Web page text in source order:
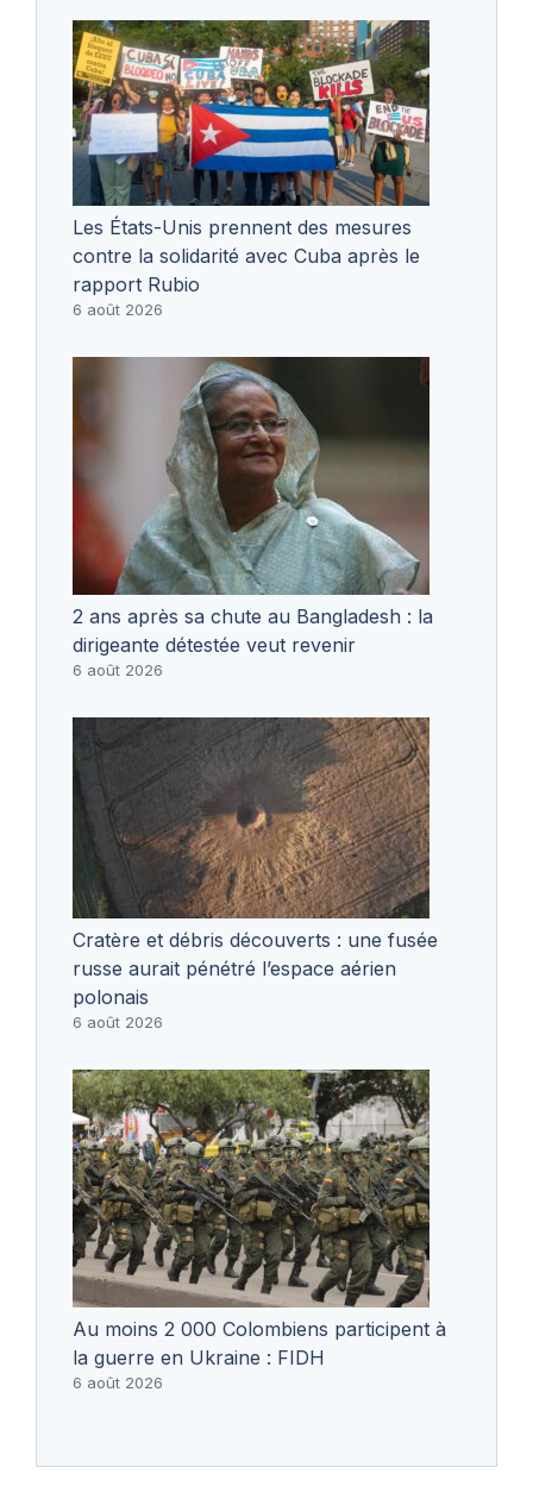
Les États-Unis prennent des mesures
contre la solidarité avec Cuba après le
rapport Rubio
6 août 2026
2 ans après sa chute au Bangladesh : la
dirigeante détestée veut revenir
6 août 2026
Cratère et débris découverts : une fusée
russe aurait pénétré l’espace aérien
polonais
6 août 2026
Au moins 2 000 Colombiens participent à
la guerre en Ukraine : FIDH
6 août 2026